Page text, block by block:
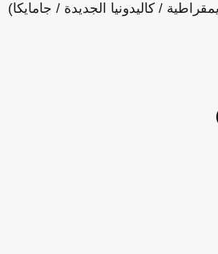
/ كاليدونيا الجديدة / جامايكا)